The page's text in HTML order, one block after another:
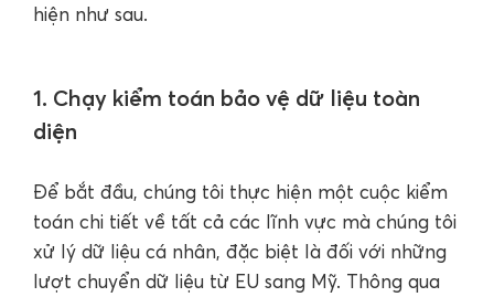
hiện như sau.
1. Chạy kiểm toán bảo vệ dữ liệu toàn
diện
Để bắt đầu, chúng tôi thực hiện một cuộc kiểm
toán chi tiết về tất cả các lĩnh vực mà chúng tôi
xử lý dữ liệu cá nhân, đặc biệt là đối với những
lượt chuyển dữ liệu từ EU sang Mỹ. Thông qua